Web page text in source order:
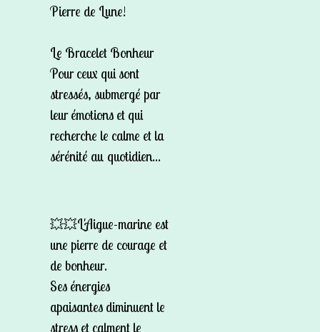
Pierre de Lune!
Le Bracelet Bonheur
Pour ceux qui sont
stressés, submergé par
leur émotions et qui
recherche le calme et la
sérénité au quotidien...
💥💥L'Aigue-marine est
une pierre de courage et
de bonheur.
Ses énergies
apaisantes diminuent le
stress et calment le